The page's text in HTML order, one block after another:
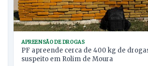
APREENSÃO DE DROGAS
PF apreende cerca de 400 kg de
suspeito em Rolim de Moura